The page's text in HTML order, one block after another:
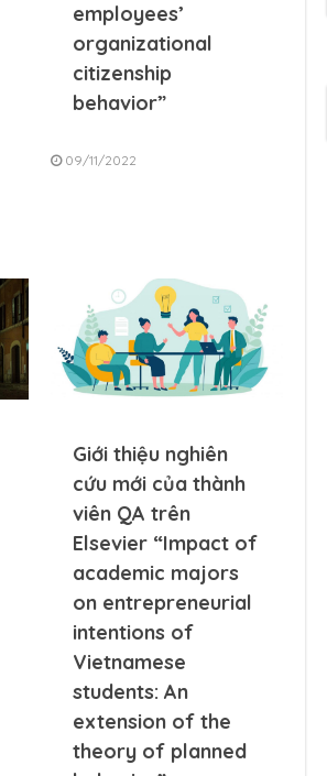
employees’
organizational
citizenship
behavior”
09/11/2022
Giới thiệu nghiên
cứu mới của thành
viên QA trên
Elsevier “Impact of
academic majors
on entrepreneurial
intentions of
Vietnamese
students: An
extension of the
theory of planned